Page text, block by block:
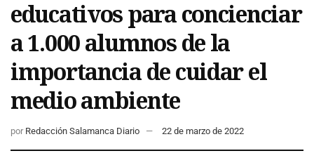
educativos para concienciar
a 1.000 alumnos de la
importancia de cuidar el
medio ambiente
por Redacción Salamanca Diario 22 de marzo de 2022